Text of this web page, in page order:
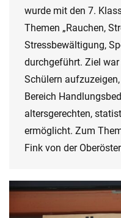
wurde mit den 7.
Themen „Rauchen,
Stressbewältigung,
durchgeführt. Ziel
Schülern
Bereich
altersgerechten,
ermöglicht. Zum
Fink von der